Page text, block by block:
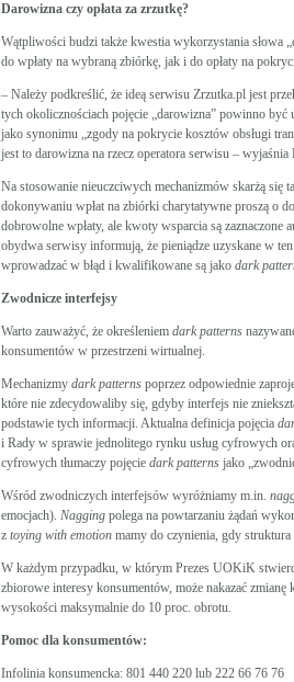
Darowizna czy opłata za zrzutkę?
Wątpliwości budzi także kwestia wykorzystania słowa
do wpłaty na wybraną zbiórkę, jak i do opłaty na
– Należy podkreślić, że ideą serwisu Zrzutka.pl jest
tych okolicznościach pojęcie „darowizna” powinno być
jako synonimu „zgody na pokrycie kosztów obsługi
jest to darowizna na rzecz operatora serwisu – wyjaśnia
Na stosowanie nieuczciwych mechanizmów skarżą
dokonywaniu wpłat na zbiórki charytatywne proszą o
dobrowolne wpłaty, ale kwoty wsparcia są zaznaczone
obydwa serwisy informują, że pieniądze uzyskane w
wprowadzać w błąd i kwalifikowane są jako dark
Zwodnicze interfejsy
Warto zauważyć, że określeniem dark patterns
konsumentów w przestrzeni wirtualnej.
Mechanizmy dark patterns poprzez odpowiednie
które nie zdecydowaliby się, gdyby interfejs nie
podstawie tych informacji. Aktualna definicja pojęcia
i Rady w sprawie jednolitego rynku usług cyfrowych
cyfrowych tłumaczy pojęcie dark patterns jako
Wśród zwodniczych interfejsów wyróżniamy m.in.
emocjach). Nagging polega na powtarzaniu żądań
z toying with emotion mamy do czynienia, gdy
W każdym przypadku, w którym Prezes UOKiK
zbiorowe interesy konsumentów, może nakazać
wysokości maksymalnie do 10 proc. obrotu.
Pomoc dla konsumentów:
Infolinia konsumencka: 801 440 220 lub 222 66 76 76